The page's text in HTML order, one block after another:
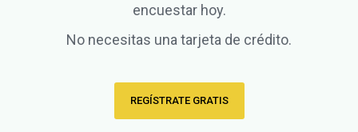
encuestar hoy.
No necesitas una tarjeta de crédito.
REGÍSTRATE GRATIS